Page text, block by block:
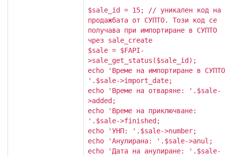
$sale_id = 15; // уникален код на
продажбата от СУПТО. Този код се
получава при импортиране в СУПТО
чрез sale_create
$sale = $FAPI-
>sale_get_status($sale_id);
echo 'Време на импортиране в
'.$sale->import_date;
echo 'Време на отваряне: '.$sale-
>added;
echo 'Време на приключване:
'.$sale->finished;
echo 'УНП: '.$sale->number;
echo 'Анулирана: '.$sale->anul;
echo 'Дата на анулиране: '.$sale-